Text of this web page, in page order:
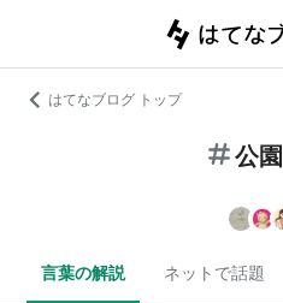
はてなブログ トップ
公
言葉の解説 ネットで話題